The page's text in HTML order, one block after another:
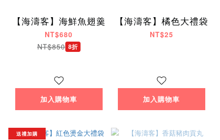
【海濤客】海鮮魚翅羹
NT$680
NT$850 8折
加入購物車
【海濤客】橘色大禮袋
NT$25
加入購物車
送禮加購